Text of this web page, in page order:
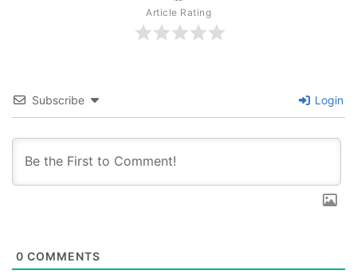
Article Rating
Subscribe Login
0 COMMENTS